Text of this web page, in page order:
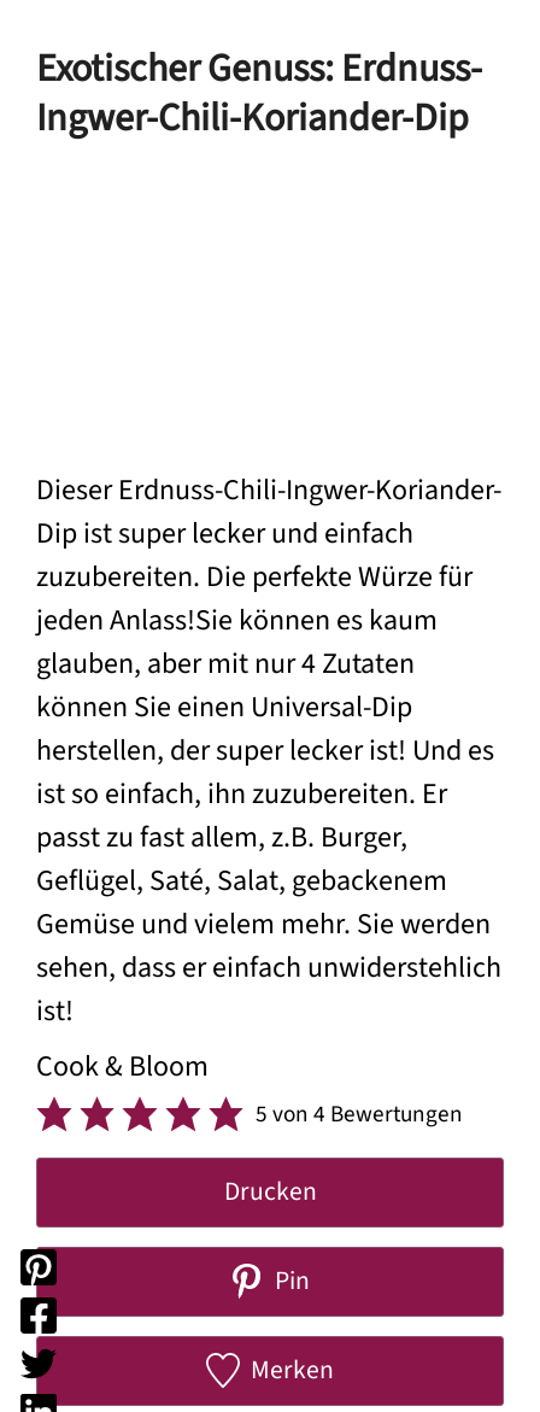
Exotischer Genuss: Erdnuss-
Ingwer-Chili-Koriander-Dip
Dieser Erdnuss-Chili-Ingwer-Koriander-
Dip ist super lecker und einfach
zuzubereiten. Die perfekte Würze für
jeden Anlass!Sie können es kaum
glauben, aber mit nur 4 Zutaten
können Sie einen Universal-Dip
herstellen, der super lecker ist! Und es
ist so einfach, ihn zuzubereiten. Er
passt zu fast allem, z.B. Burger,
Geflügel, Saté, Salat, gebackenem
Gemüse und vielem mehr. Sie werden
sehen, dass er einfach unwiderstehlich
ist!
Cook & Bloom
5von4 Bewertungen
Drucken
Pin
Merken